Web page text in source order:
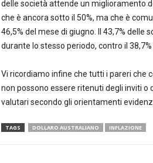
delle società attende un miglioramento
che è ancora sotto il 50%, ma che è
46,5% del mese di giugno. Il 43,7%
durante lo stesso periodo, contro il 38,7%
Vi ricordiamo infine che tutti i pareri che
non possono essere ritenuti degli inviti
valutari secondo gli orientamenti
TAGS DOLLARO AUSTRALIANO INFLAZIONE